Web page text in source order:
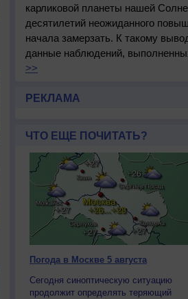
карликовой планеты нашей
десятилетий неожиданного
начала замерзать. К такому
данные наблюдений,
>>
РЕКЛАМА
ЧТО ЕЩЕ ПОЧИТАТЬ?
Погода в Москве 5 августа
Сегодня синоптическую ситуацию
продолжит определять теряющий